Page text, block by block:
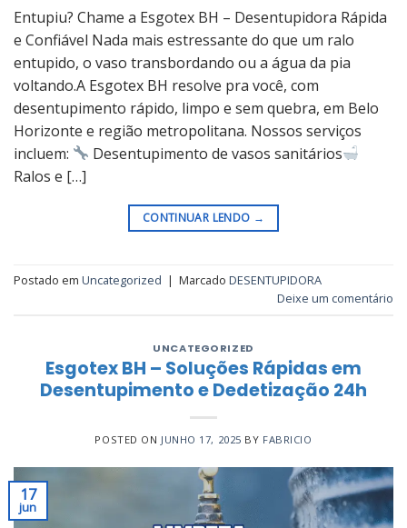
Entupiu? Chame a Esgotex BH – Desentupidora Rápida
e Confiável Nada mais estressante do que um ralo
entupido, o vaso transbordando ou a água da pia
voltando.A Esgotex BH resolve pra você, com
desentupimento rápido, limpo e sem quebra, em Belo
Horizonte e região metropolitana. Nossos serviços
incluem:
Desentupimento de vasos sanitários
Ralos e […]
CONTINUAR LENDO →
Postado em Uncategorized | Marcado DESENTUPIDORA
Deixe um comentário
UNCATEGORIZED
Esgotex BH – Soluções Rápidas em
Desentupimento e Dedetização 24h
POSTED ON JUNHO 17, 2025 BY FABRICIO
17
jun